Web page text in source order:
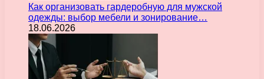
Как организовать гардеробную для мужской
одежды: выбор мебели и зонирование…
18.06.2026